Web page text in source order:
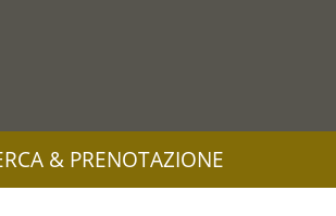
& PRENOTAZIONE